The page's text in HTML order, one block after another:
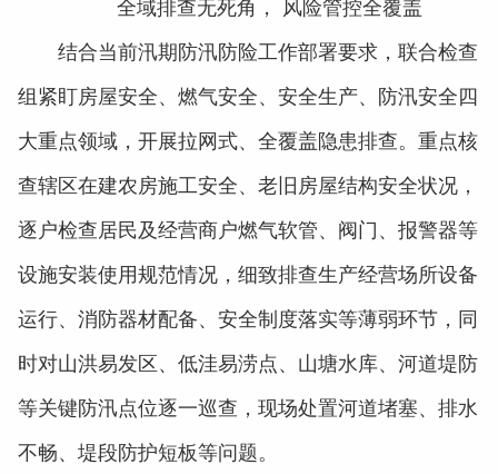
全域排查无死角， 风险管控全覆盖
结合当前汛期防汛防险工作部署要求，联合检查
组紧盯房屋安全、燃气安全、安全生产、防汛安全四
大重点领域，开展拉网式、全覆盖隐患排查。重点核
查辖区在建农房施工安全、老旧房屋结构安全状况，
逐户检查居民及经营商户燃气软管、阀门、报警器等
设施安装使用规范情况，细致排查生产经营场所设备
运行、消防器材配备、安全制度落实等薄弱环节，同
时对山洪易发区、低洼易涝点、山塘水库、河道堤防
等关键防汛点位逐一巡查，现场处置河道堵塞、排水
不畅、堤段防护短板等问题。